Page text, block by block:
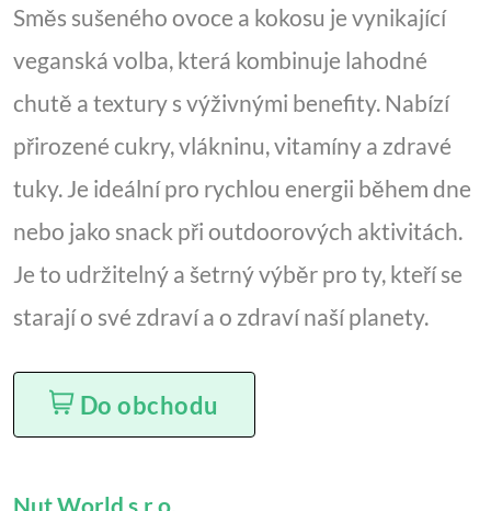
Směs sušeného ovoce a kokosu je vynikající
veganská volba, která kombinuje lahodné
chutě a textury s výživnými benefity. Nabízí
přirozené cukry, vlákninu, vitamíny a zdravé
tuky. Je ideální pro rychlou energii během dne
nebo jako snack při outdoorových aktivitách.
Je to udržitelný a šetrný výběr pro ty, kteří se
starají o své zdraví a o zdraví naší planety.
Do obchodu